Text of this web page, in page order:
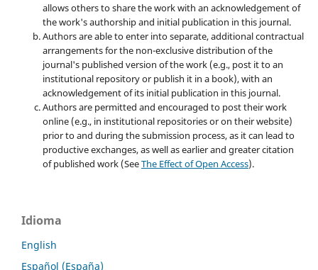
allows others to share the work with an acknowledgement of
the work's authorship and initial publication in this journal.
Authors are able to enter into separate, additional contractual
arrangements for the non-exclusive distribution of the
journal's published version of the work (e.g., post it to an
institutional repository or publish it in a book), with an
acknowledgement of its initial publication in this journal.
Authors are permitted and encouraged to post their work
online (e.g., in institutional repositories or on their website)
prior to and during the submission process, as it can lead to
productive exchanges, as well as earlier and greater citation
of published work (SeeThe Effect of Open Access).
Idioma
English
Español (España)